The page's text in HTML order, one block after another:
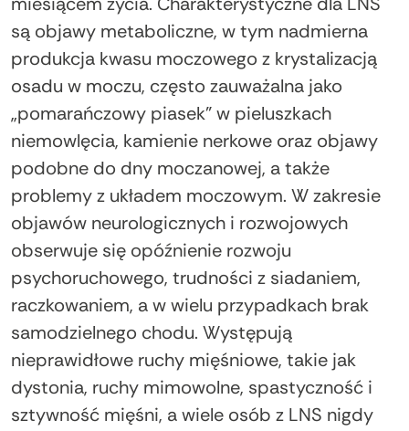
są objawy metaboliczne, w tym nadmierna
produkcja kwasu moczowego z krystalizacją
osadu w moczu, często zauważalna jako
„pomarańczowy piasek” w pieluszkach
niemowlęcia, kamienie nerkowe oraz objawy
podobne do dny moczanowej, a także
problemy z układem moczowym. W zakresie
objawów neurologicznych i rozwojowych
obserwuje się opóźnienie rozwoju
psychoruchowego, trudności z siadaniem,
raczkowaniem, a w wielu przypadkach brak
samodzielnego chodu. Występują
nieprawidłowe ruchy mięśniowe, takie jak
dystonia, ruchy mimowolne, spastyczność i
sztywność mięśni, a wiele osób z LNS nigdy